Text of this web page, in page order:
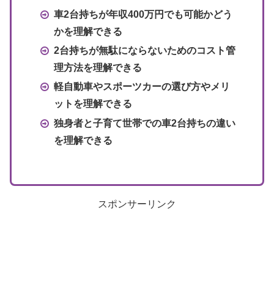
車2台持ちが年収400万円でも可能かどう
かを理解できる
2台持ちが無駄にならないためのコスト管
理方法を理解できる
軽自動車やスポーツカーの選び方やメリ
ットを理解できる
独身者と子育て世帯での車2台持ちの違い
を理解できる
スポンサーリンク